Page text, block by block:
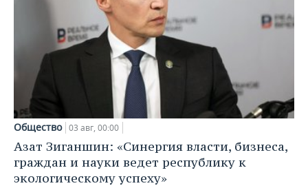
Общество 03 авг, 00:00
Азат Зиганшин: «Синергия власти, бизнеса,
граждан и науки ведет республику к
экологическому успеху»